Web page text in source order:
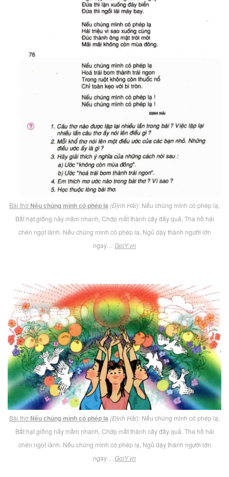
Bài thơ Nếu chúng mình có phép lạ (Định Hải): Nếu chúng mình có phép lạ,
Bắt hạt giống nảy mầm nhanh, Chớp mắt thành cây đầy quả, Tha hồ hái
chén ngọt lành. Nếu chúng mình có phép lạ, Ngủ dậy thành người lớn
ngay… GoiY.vn
Bài thơ Nếu chúng mình có phép lạ (Định Hải): Nếu chúng mình có phép lạ,
Bắt hạt giống nảy mầm nhanh, Chớp mắt thành cây đầy quả, Tha hồ hái
chén ngọt lành. Nếu chúng mình có phép lạ, Ngủ dậy thành người lớn
ngay… GoiY.vn